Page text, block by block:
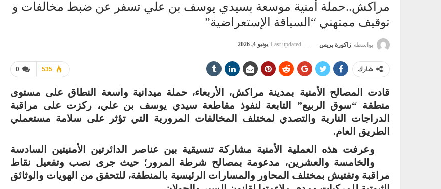
مراكش..حملة أمنية موسعة بسيدي يوسف بن علي تسفر عن ضبط مخالفات و
توقيف ممتهني “السياقة الإستعراضية”
بواسطة زاكورة بريس Last updated يونيو 4, 2026
0 535 شارك
قادت المصالح الأمنية بمدينة مراكش، الأربعاء، حملة ميدانية واسعة النطاق على مستوى
منطقة “سوق الربيع” التابعة لنفوذ مقاطعة سيدي يوسف بن علي، ركزت على مراقبة
الدراجات النارية والتصدي لمختلف المخالفات المرورية التي تؤثر على سلامة مستعملي
الطريق العام.
وعرفت هذه العملية الأمنية مشاركة تنسيقية بين عناصر الدائرتين الأمنيتين السادسة
والخامسة والعشرين، مدعومة بمصالح شرطة المرور؛ حيث جرى نصب وتفعيل نقاط
مراقبة وتفتيش بمختلف المحاور والمسارات الرئيسية بالمنطقة، للتحقق من الهويات والوثائق